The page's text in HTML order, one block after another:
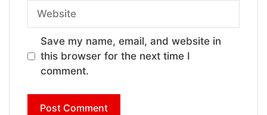
Website
Save my name, email, and website in
this browser for the next time I
comment.